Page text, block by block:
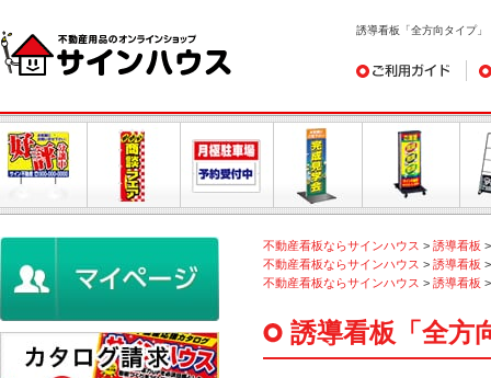
誘導看板「全方向タイプ」
ご利用ガイド デ
不動産看板ならサインハウス > 誘導看板
不動産看板ならサインハウス > 誘導看板
不動産看板ならサインハウス > 誘導看板
誘導看板「全方